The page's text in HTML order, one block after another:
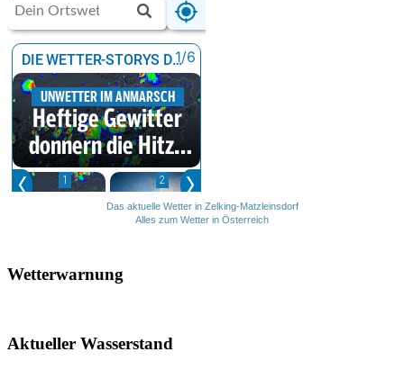
Das aktuelle Wetter in Zelking-Matzleinsdorf
Alles zum Wetter in Österreich
Wetterwarnung
Aktueller Wasserstand